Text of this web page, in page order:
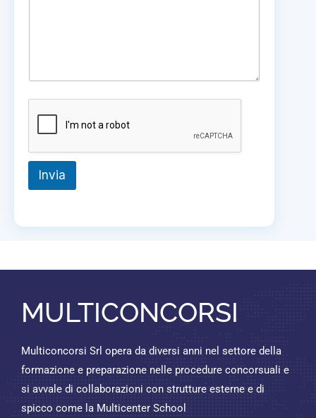
Invia
MULTICONCORSI
Multiconcorsi Srl opera da diversi anni nel settore della
formazione e preparazione nelle procedure concorsuali e
si avvale di collaborazioni con strutture esterne e di
spicco come la Multicenter School